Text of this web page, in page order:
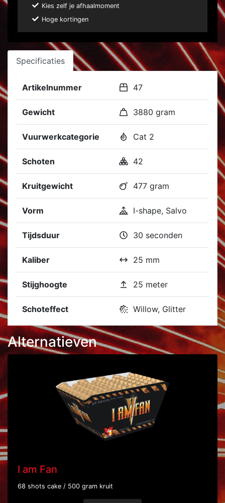
Kies zelf je afhaalmoment
Hoge kortingen
Specificaties
Artikelnummer 47
Gewicht 3880 gram
Vuurwerkcategorie Cat 2
Schoten 42
Kruitgewicht 477 gram
Vorm I-shape, Salvo
Tijdsduur 30 seconden
Kaliber 25 mm
Stijghoogte 25 meter
Schoteffect Willow, Glitter
Alternatieven
I am Fan
68 shots cake / 500 gram kruit